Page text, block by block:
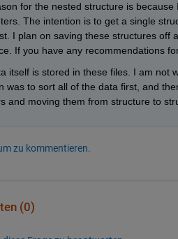
for the nested structure is
The intention is to get a single
I plan on saving these structures off
If you have any recommendations
itself is stored in these files. I am not
was to sort all of the data first, and
and moving them from structure to
zu kommentieren.
(0)